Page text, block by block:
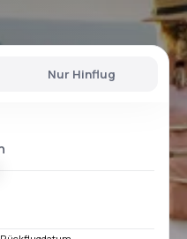
Nur Hinflug